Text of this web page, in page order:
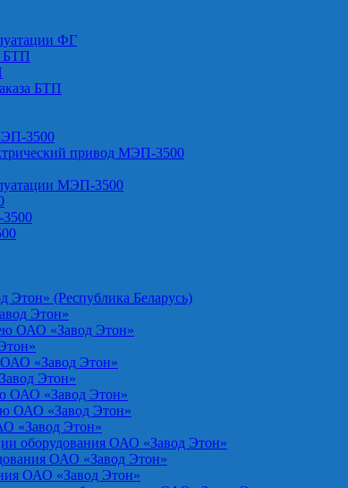
ФГ
БТП
БТП
3500
привод МЭП-3500
МЭП-3500
(Республика Беларусь)
Этон»
ОАО «Завод Этон»
«Завод Этон»
Этон»
ОАО «Завод Этон»
ОАО «Завод Этон»
«Завод Этон»
оборудования ОАО «Завод Этон»
ОАО «Завод Этон»
ОАО «Завод Этон»